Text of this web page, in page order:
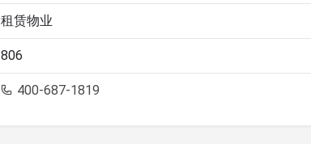
租赁物业
806
400-687-1819